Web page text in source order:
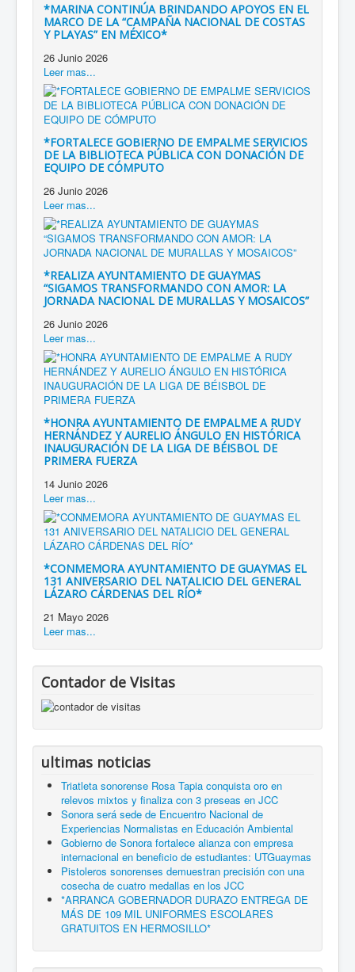
*MARINA CONTINÚA BRINDANDO APOYOS EN EL
MARCO DE LA “CAMPAÑA NACIONAL DE COSTAS
Y PLAYAS” EN MÉXICO*
26 Junio 2026
Leer mas...
*FORTALECE GOBIERNO DE EMPALME SERVICIOS
DE LA BIBLIOTECA PÚBLICA CON DONACIÓN DE
EQUIPO DE CÓMPUTO
26 Junio 2026
Leer mas...
*REALIZA AYUNTAMIENTO DE GUAYMAS
“SIGAMOS TRANSFORMANDO CON AMOR: LA
JORNADA NACIONAL DE MURALLAS Y MOSAICOS”
26 Junio 2026
Leer mas...
*HONRA AYUNTAMIENTO DE EMPALME A RUDY
HERNÁNDEZ Y AURELIO ÁNGULO EN HISTÓRICA
INAUGURACIÓN DE LA LIGA DE BÉISBOL DE
PRIMERA FUERZA
14 Junio 2026
Leer mas...
*CONMEMORA AYUNTAMIENTO DE GUAYMAS EL
131 ANIVERSARIO DEL NATALICIO DEL GENERAL
LÁZARO CÁRDENAS DEL RÍO*
21 Mayo 2026
Leer mas...
Contador de Visitas
ultimas noticias
Triatleta sonorense Rosa Tapia conquista oro en
relevos mixtos y finaliza con 3 preseas en JCC
Sonora será sede de Encuentro Nacional de
Experiencias Normalistas en Educación Ambiental
Gobierno de Sonora fortalece alianza con empresa
internacional en beneficio de estudiantes: UTGuaymas
Pistoleros sonorenses demuestran precisión con una
cosecha de cuatro medallas en los JCC
*ARRANCA GOBERNADOR DURAZO ENTREGA DE
MÁS DE 109 MIL UNIFORMES ESCOLARES
GRATUITOS EN HERMOSILLO*